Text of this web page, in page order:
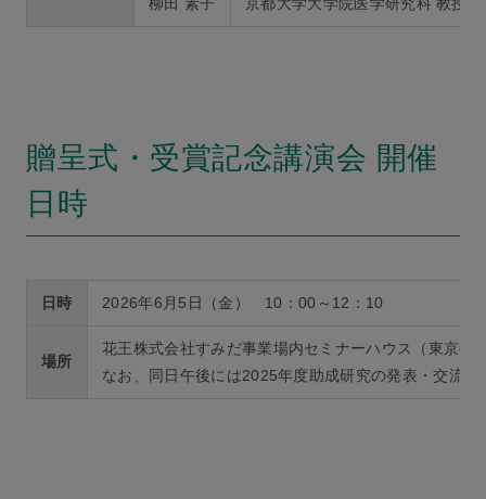
贈呈式・受賞記念講演会 開催
日時
日時 2026年6月5日（金） 10：00～12：10
場所
花王株式会社すみだ事業場内セミナーハウス（東京都
なお、同日午後には2025年度助成研究の発表・交流